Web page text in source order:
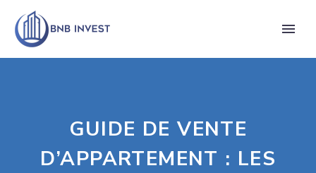
GUIDE DE VENTE
D’APPARTEMENT : LES